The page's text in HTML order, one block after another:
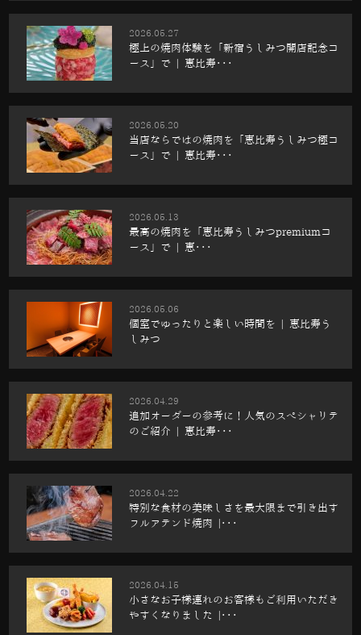
2026.05.27
極上の焼肉体験を「新宿うしみつ開店記念コ
ース」で | 恵比寿･･･
2026.05.20
当店ならではの焼肉を「恵比寿うしみつ極コ
ース」で | 恵比寿･･･
2026.05.13
最高の焼肉を「恵比寿うしみつpremiumコ
ース」で | 恵･･･
2026.05.06
個室でゆったりと楽しい時間を | 恵比寿う
しみつ
2026.04.29
追加オーダーの参考に！人気のスぺシャリテ
のご紹介 | 恵比寿･･･
2026.04.22
特別な食材の美味しさを最大限まで引き出す
フルアテンド焼肉 |･･･
2026.04.15
小さなお子様連れのお客様もご利用いただき
やすくなりました |･･･